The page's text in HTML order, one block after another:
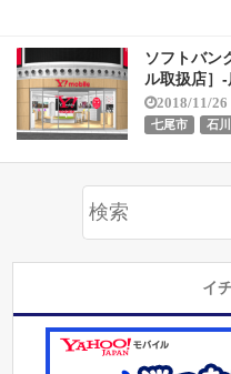
ソフトバン
ル取扱店］
2018/11/26
七尾市 石
イ